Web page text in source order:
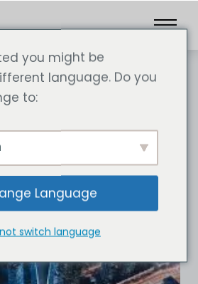
you might be
language. Do you
to:
Language
switch language